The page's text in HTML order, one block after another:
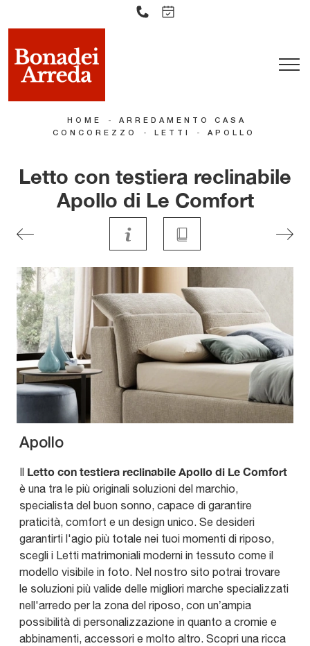
HOME -
ARREDAMENTO CASA
CONCOREZZO
- LETTI - APOLLO
Letto con testiera reclinabile
Apollo di Le Comfort
Apollo
Il Letto con testiera reclinabile Apollo di Le Comfort
è una tra le più originali soluzioni del marchio,
specialista del buon sonno, capace di garantire
praticità, comfort e un design unico. Se desideri
garantirti l'agio più totale nei tuoi momenti di riposo,
scegli i Letti matrimoniali moderni in tessuto come il
modello visibile in foto. Nel nostro sito potrai trovare
le soluzioni più valide delle migliori marche specializzati
nell'arredo per la zona del riposo, con un’ampia
possibilità di personalizzazione in quanto a cromie e
abbinamenti, accessori e molto altro. Scopri una ricca